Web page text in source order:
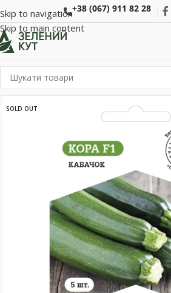
Skip to navigation
Skip to main content
+38 (067) 911 82 28
SOLD OUT